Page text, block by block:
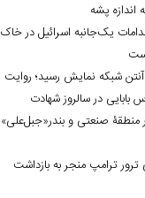
اندازه پشه
یک‌جانبه اسرائیل در خاک
شبکه نمایش رسید؛ روایت
بابایی در سالروز شهادت
منطقۀ صنعتی و بندر«جبل‌علی»
ترور ترامپ منجر به بازداشت